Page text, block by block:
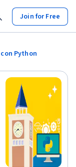
Join for Free
Python